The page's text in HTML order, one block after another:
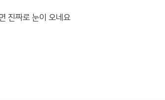
진짜로 눈이 오네요